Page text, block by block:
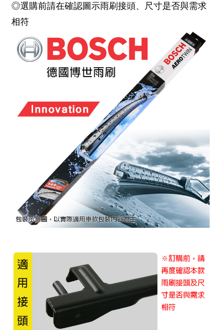
◎選購前請在確認圖示雨刷接頭、尺寸是否與需求
相符